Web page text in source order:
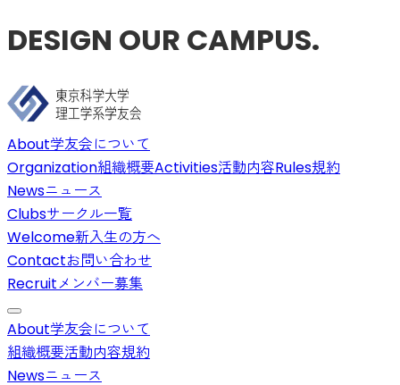
DESIGN OUR CAMPUS.
About学友会について
Organization組織概要Activities活動内容Rules規約
Newsニュース
Clubsサークル一覧
Welcome新入生の方へ
Contactお問い合わせ
Recruitメンバー募集
About学友会について
組織概要活動内容規約
Newsニュース